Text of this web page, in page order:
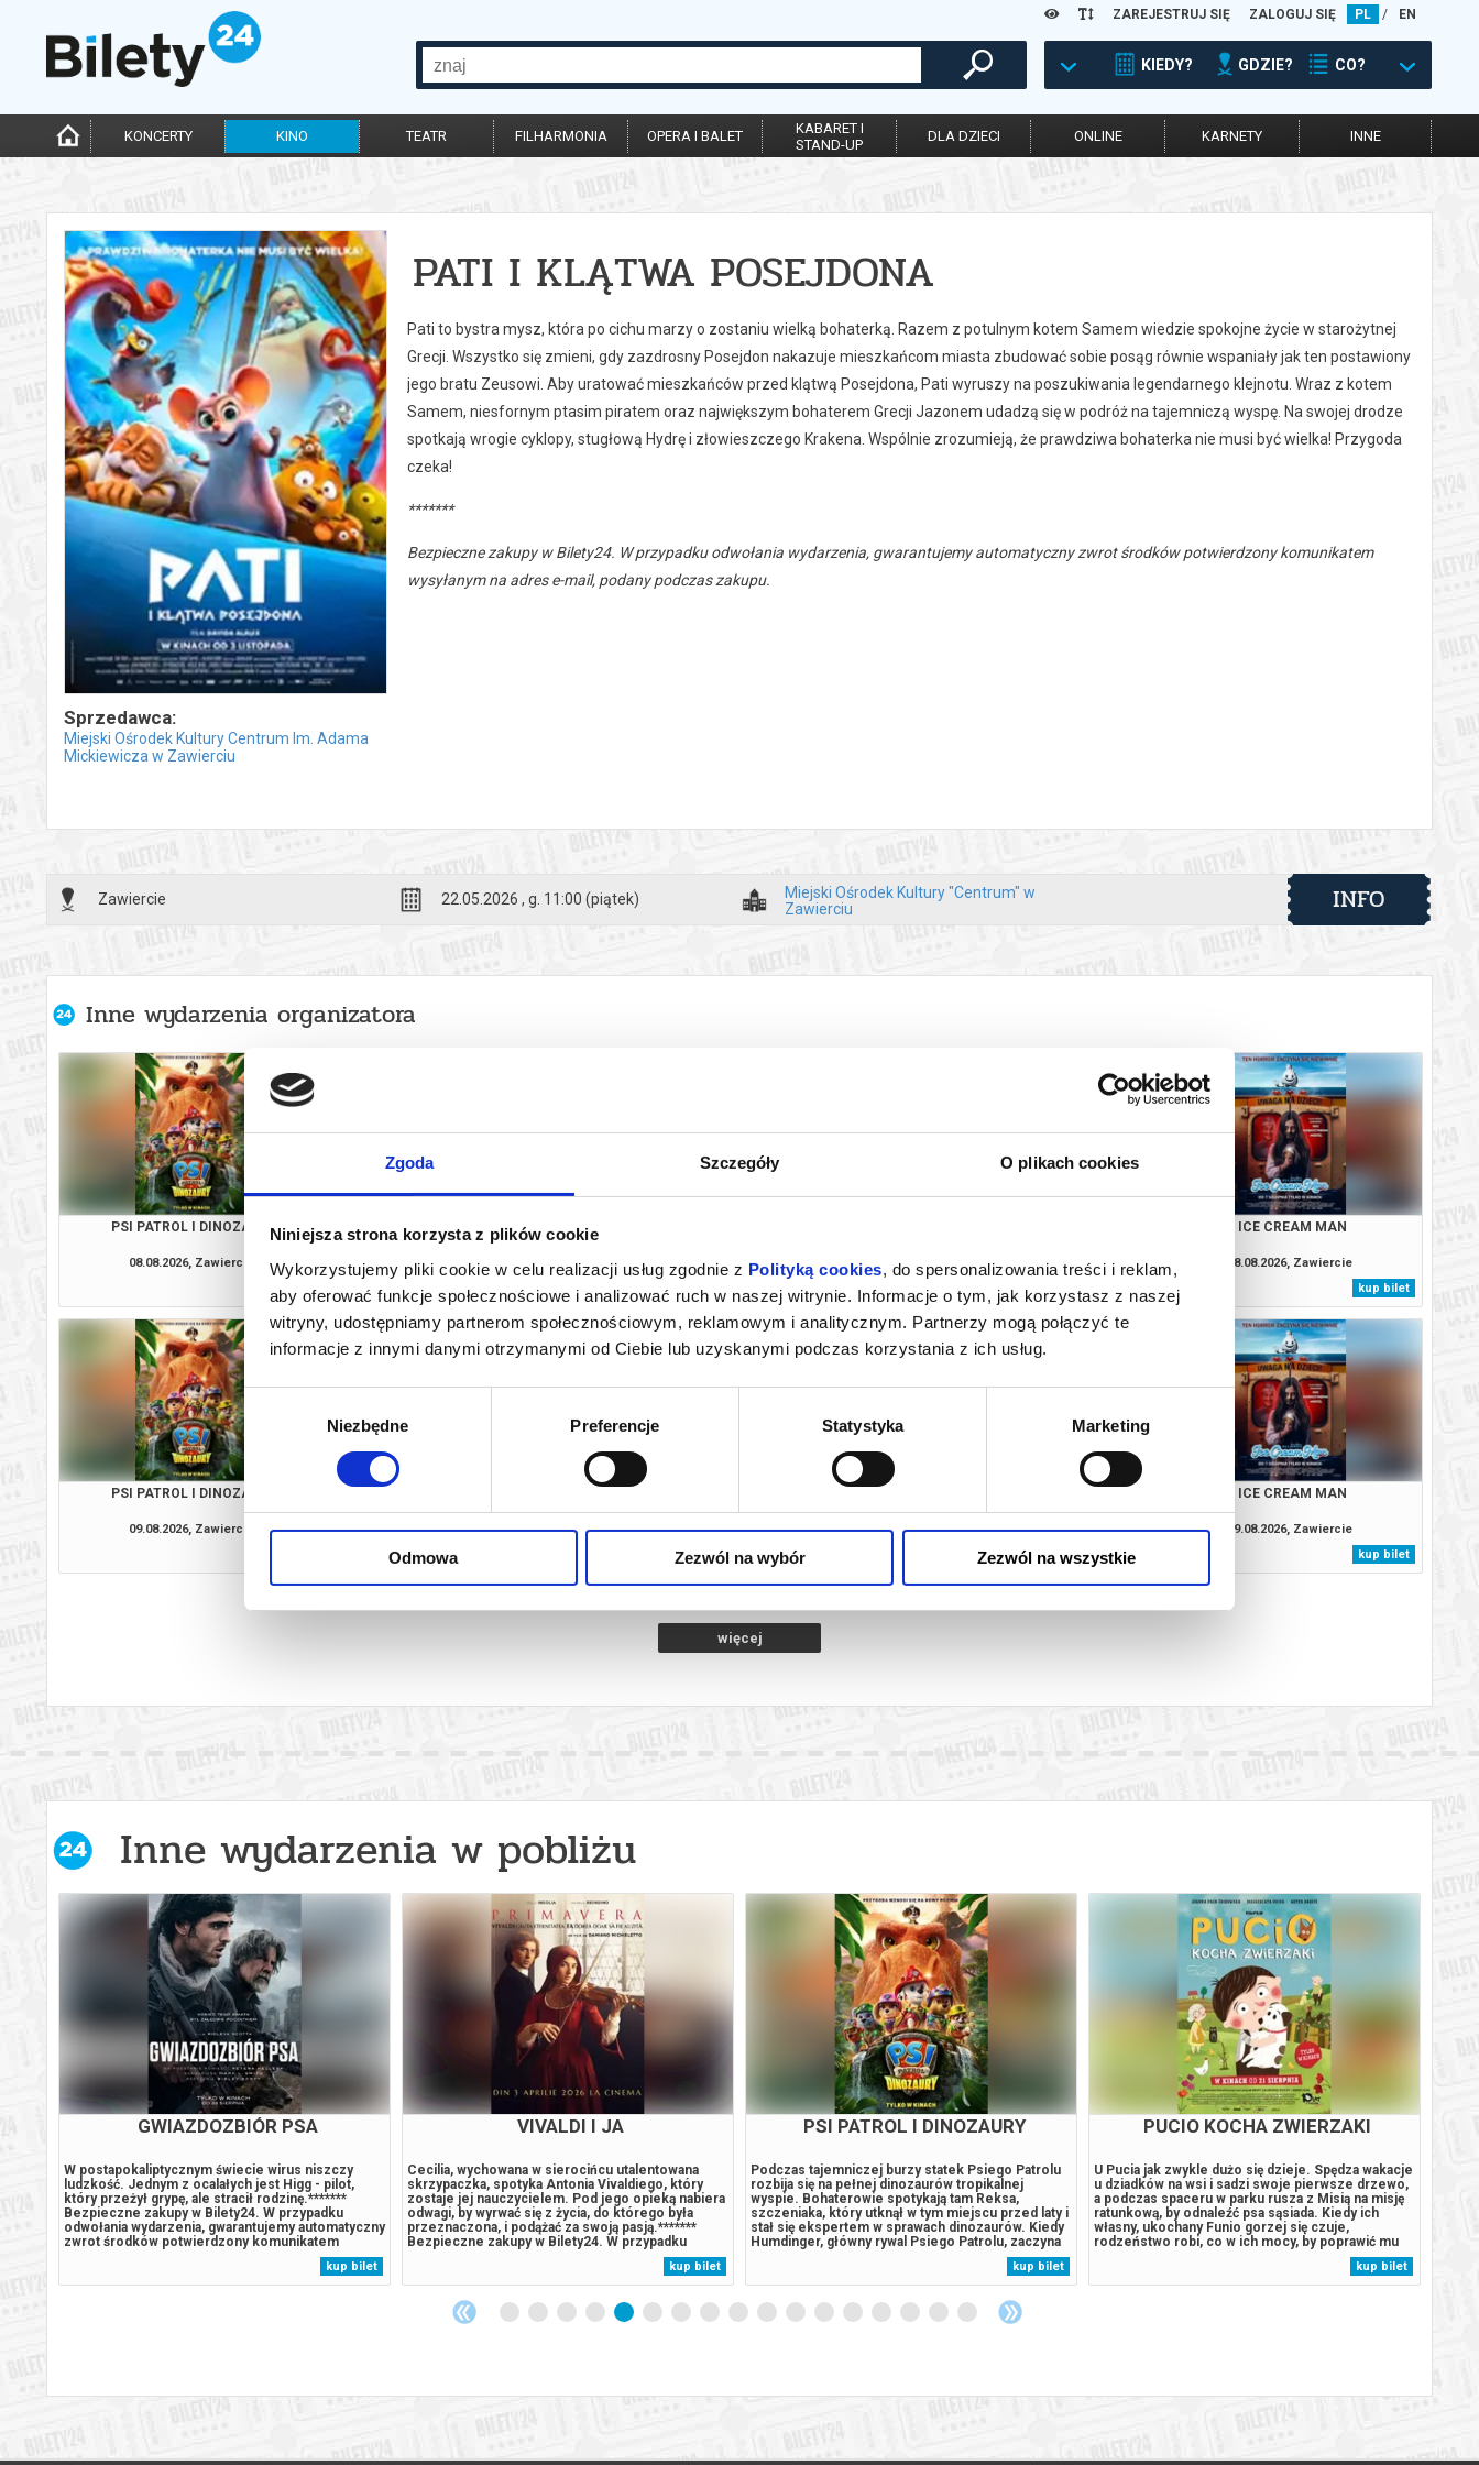
Zgoda Szczegóły O plikach cookies
Niniejsza strona korzysta z plików cookie
Wykorzystujemy pliki cookie w celu realizacji usług zgodnie z Polityką cookies, do spersonalizowania treści i reklam,
aby oferować funkcje społecznościowe i analizować ruch w naszej witrynie. Informacje o tym, jak korzystasz z naszej
witryny, udostępniamy partnerom społecznościowym, reklamowym i analitycznym. Partnerzy mogą połączyć te
informacje z innymi danymi otrzymanymi od Ciebie lub uzyskanymi podczas korzystania z ich usług.
Wybór
zgody
Niezbędne Preferencje Statystyka Marketing
Odmowa Zezwól na wybór Zezwól na wszystkie
ZAREJESTRUJ SIĘ ZALOGUJ SIĘ PL / EN
KIEDY? GDZIE? CO?
KONCERTY KINO TEATR FILHARMONIA OPERA I BALET
KABARET I
STAND-UP
DLA DZIECI ONLINE KARNETY INNE
Sprzedawca:
Miejski Ośrodek Kultury Centrum Im. Adama
Mickiewicza w Zawierciu
PATI I KLĄTWA POSEJDONA
Pati to bystra mysz, która po cichu marzy o zostaniu wielką bohaterką. Razem z potulnym kotem Samem wiedzie spokojne życie w starożytnej
Grecji. Wszystko się zmieni, gdy zazdrosny Posejdon nakazuje mieszkańcom miasta zbudować sobie posąg równie wspaniały jak ten postawiony
jego bratu Zeusowi. Aby uratować mieszkańców przed klątwą Posejdona, Pati wyruszy na poszukiwania legendarnego klejnotu. Wraz z kotem
Samem, niesfornym ptasim piratem oraz największym bohaterem Grecji Jazonem udadzą się w podróż na tajemniczą wyspę. Na swojej drodze
spotkają wrogie cyklopy, stugłową Hydrę i złowieszczego Krakena. Wspólnie zrozumieją, że prawdziwa bohaterka nie musi być wielka! Przygoda
czeka!
*******
Bezpieczne zakupy w Bilety24. W przypadku odwołania wydarzenia, gwarantujemy automatyczny zwrot środków potwierdzony komunikatem
wysyłanym na adres e-mail, podany podczas zakupu.
Zawiercie 22.05.2026 , g. 11:00 (piątek)
Miejski Ośrodek Kultury "Centrum" w
Zawierciu
INFO
Inne wydarzenia organizatora
PSI PATROL I DINOZAURY
08.08.2026, Zawiercie
kup bilet
VAIANA
08.08.2026, Zawiercie
kup bilet
08.08.2026, Zawiercie
kup bilet
08.08.2026, Zawiercie
ICE CREAM MAN
08.08.2026, Zawiercie
kup bilet
PSI PATROL I DINOZAURY
09.08.2026, Zawiercie
09.08.2026, Zawiercie
2D DUBBING
09.08.2026, Zawiercie
2D DUBBING
09.08.2026, Zawiercie
kup bilet
ICE CREAM MAN
09.08.2026, Zawiercie
kup bilet
więcej
Inne wydarzenia w pobliżu
GWIAZDOZBIÓR PSA
W postapokaliptycznym świecie wirus niszczy
ludzkość. Jednym z ocalałych jest Higg - pilot,
który przeżył grypę, ale stracił rodzinę.*******
Bezpieczne zakupy w Bilety24. W przypadku
odwołania wydarzenia, gwarantujemy automatyczny
zwrot środków potwierdzony komunikatem
wysyłanym na adres e-mail, podany podczas
kup bilet
VIVALDI I JA
Cecilia, wychowana w sierocińcu utalentowana
skrzypaczka, spotyka Antonia Vivaldiego, który
zostaje jej nauczycielem. Pod jego opieką nabiera
odwagi, by wyrwać się z życia, do którego była
przeznaczona, i podążać za swoją pasją.*******
Bezpieczne zakupy w Bilety24. W przypadku
odwołania wydarzenia, gwarantujemy automatyczny
zwrot środków potwierdzony komunikatem
wysyłanym na adres e-mail, podany...
kup bilet
PSI PATROL I DINOZAURY
Podczas tajemniczej burzy statek Psiego Patrolu
rozbija się na pełnej dinozaurów tropikalnej
wyspie. Bohaterowie spotykają tam Reksa,
szczeniaka, który utknął w tym miejscu przed laty i
stał się ekspertem w sprawach dinozaurów. Kiedy
Humdinger, główny rywal Psiego Patrolu, zaczyna
lekkomyślnie eksploatować zasoby naturalne
wyspy, doprowadza do wybuchu ogromnego,
uśpionego od lat wulkanu. Psi Patrol...
kup bilet
PUCIO KOCHA ZWIERZAKI
U Pucia jak zwykle dużo się dzieje. Spędza wakacje
u dziadków na wsi i sadzi swoje pierwsze drzewo,
a podczas spaceru w parku rusza z Misią na misję
ratunkową, by odnaleźć psa sąsiada. Kiedy ich
własny, ukochany Funio gorzej się czuje,
rodzeństwo robi, co w ich mocy, by poprawić mu
humor. Wygląda jednak na to, że czas odwiedzić
weterynarza! Emocji nie zabraknie również w
przedszkolu: Pucio pomoże nowej...
kup bilet